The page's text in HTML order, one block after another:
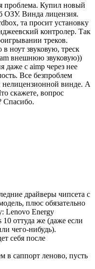
проблема. Купил новый
ОЗУ. Винда лицензия.
та просит установку
контролер. Так
треков.
ноут звуковую, треск
внешнюю звуковую))
даже с aimp через нее
Все безпроблем
нелицензионной винде. А
скажете, вопрос
Спасибо.
драйверы чипсета с
плюс обязательно
Lenovo Energy
оттуда же (даже если
чего-нибудь).
себя после
саппорт леново, пусть